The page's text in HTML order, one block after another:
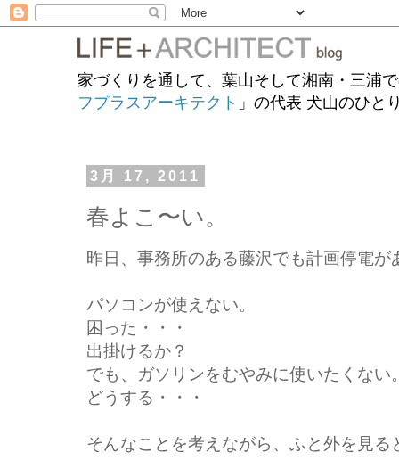
家づくりを通して、葉山そして湘南・三浦
フプラスアーキテクト 」の代表 犬山のひと
3月 17, 2011
春よこ〜い。
昨日、事務所のある藤沢でも計画停電が
パソコンが使えない。
困った・・・
出掛けるか？
でも、ガソリンをむやみに使いたくない
どうする・・・
そんなことを考えながら、ふと外を見る